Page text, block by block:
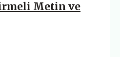
Metin ve